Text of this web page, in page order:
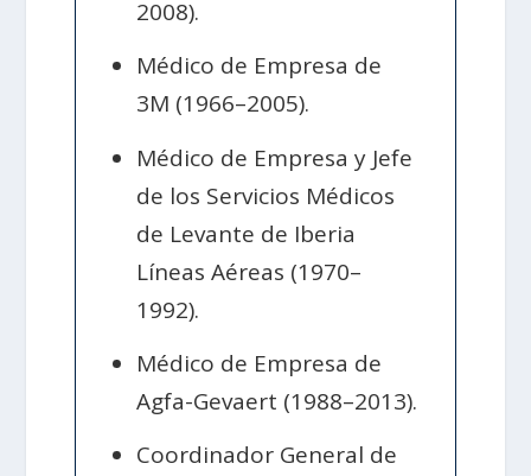
2008).
Médico de Empresa de
3M (1966–2005).
Médico de Empresa y Jefe
de los Servicios Médicos
de Levante de Iberia
Líneas Aéreas (1970–
1992).
Médico de Empresa de
Agfa-Gevaert (1988–2013).
Coordinador General de